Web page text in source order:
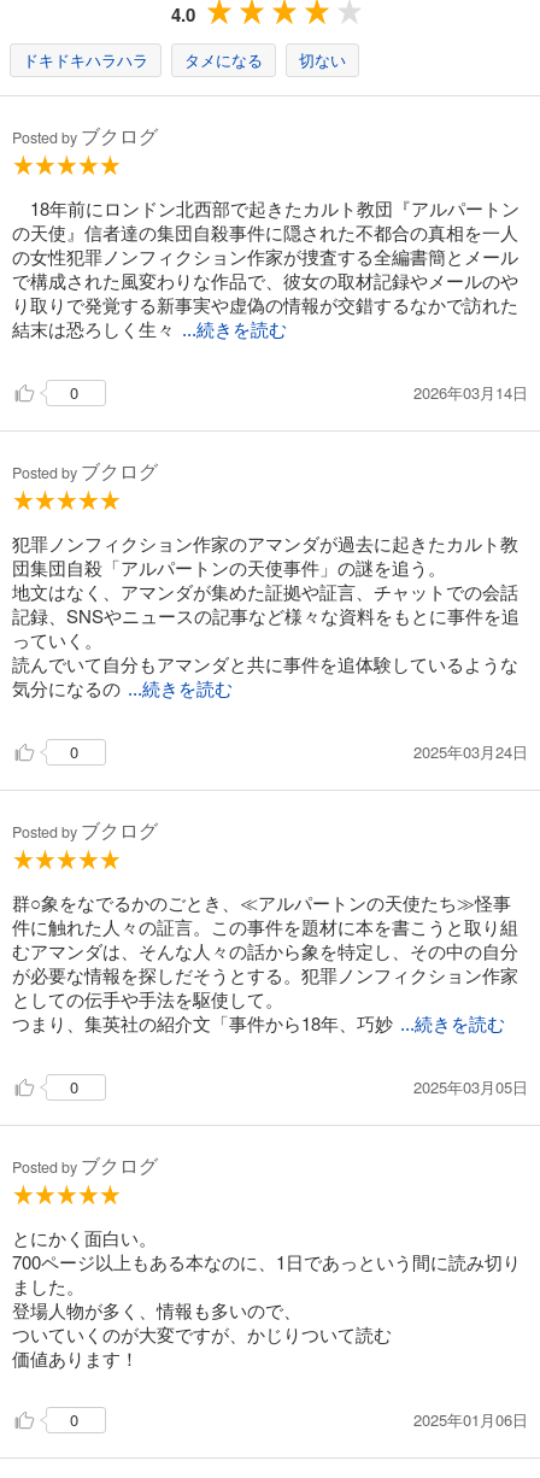
4.0
ドキドキハラハラ タメになる 切ない
Posted by ブクログ
18年前にロンドン北西部で起きたカルト教団『アルパートン
の天使』信者達の集団自殺事件に隠された不都合の真相を一人
の女性犯罪ノンフィクション作家が捜査する全編書簡とメール
で構成された風変わりな作品で、彼女の取材記録やメールのや
り取りで発覚する新事実や虚偽の情報が交錯するなかで訪れた
結末は恐ろしく生々
...続きを読む
0 2026年03月14日
Posted by ブクログ
犯罪ノンフィクション作家のアマンダが過去に起きたカルト教
団集団自殺「アルパートンの天使事件」の謎を追う。
地文はなく、アマンダが集めた証拠や証言、チャットでの会話
記録、SNSやニュースの記事など様々な資料をもとに事件を追
っていく。
読んでいて自分もアマンダと共に事件を追体験しているような
気分になるの ...続きを読む
0 2025年03月24日
Posted by ブクログ
群○象をなでるかのごとき、≪アルパートンの天使たち≫怪事
件に触れた人々の証言。この事件を題材に本を書こうと取り組
むアマンダは、そんな人々の話から象を特定し、その中の自分
が必要な情報を探しだそうとする。犯罪ノンフィクション作家
としての伝手や手法を駆使して。
つまり、集英社の紹介文「事件から18年、巧妙 ...続きを読む
0 2025年03月05日
Posted by ブクログ
とにかく面白い。
700ページ以上もある本なのに、1日であっという間に読み切り
ました。
登場人物が多く、情報も多いので、
ついていくのが大変ですが、かじりついて読む
価値あります！
0 2025年01月06日